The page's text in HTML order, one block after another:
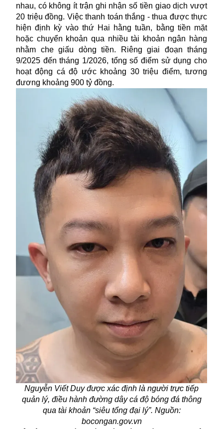
nhau, có không ít trận ghi nhận số tiền giao dịch vượt
20 triệu đồng. Việc thanh toán thắng - thua được thực
hiện định kỳ vào thứ Hai hằng tuần, bằng tiền mặt
hoặc chuyển khoản qua nhiều tài khoản ngân hàng
nhằm che giấu dòng tiền. Riêng giai đoạn tháng
9/2025 đến tháng 1/2026, tổng số điểm sử dụng cho
hoạt động cá độ ước khoảng 30 triệu điểm, tương
đương khoảng 900 tỷ đồng.
Nguyễn Viết Duy được xác định là người trực tiếp
quản lý, điều hành đường dây cá độ bóng đá thông
qua tài khoản “siêu tổng đại lý”. Nguồn:
bocongan.gov.vn